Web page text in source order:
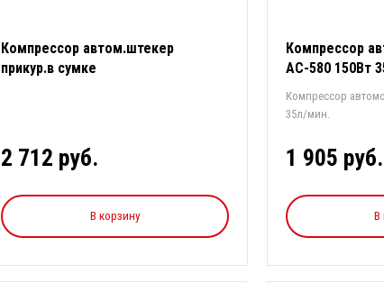
Компрессор автом.штекер
прикур.в сумке
2 712 руб.
В корзину
Компрессор
АС-580 150Вт
Компрессор
35л/мин.
1 905 руб.
В